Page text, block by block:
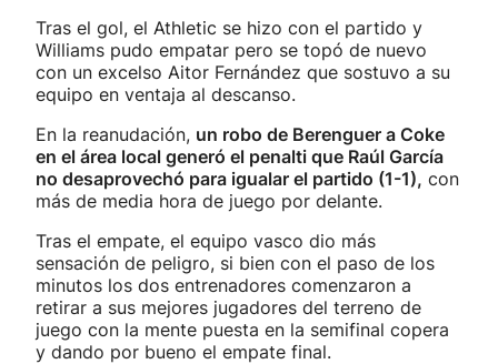
Tras el gol, el Athletic se hizo con el partido y
Williams pudo empatar pero se topó de nuevo
con un excelso Aitor Fernández que sostuvo a su
equipo en ventaja al descanso.
En la reanudación, un robo de Berenguer a Coke
en el área local generó el penalti que Raúl García
no desaprovechó para igualar el partido (1-1), con
más de media hora de juego por delante.
Tras el empate, el equipo vasco dio más
sensación de peligro, si bien con el paso de los
minutos los dos entrenadores comenzaron a
retirar a sus mejores jugadores del terreno de
juego con la mente puesta en la semifinal copera
y dando por bueno el empate final.